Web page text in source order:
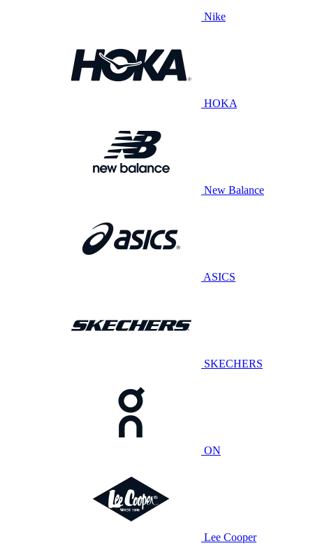
Nike
HOKA
New Balance
ASICS
SKECHERS
ON
Lee Cooper